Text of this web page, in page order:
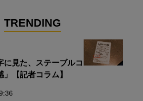
TRENDING
に見た、ステーブルコ
【記者コラム】